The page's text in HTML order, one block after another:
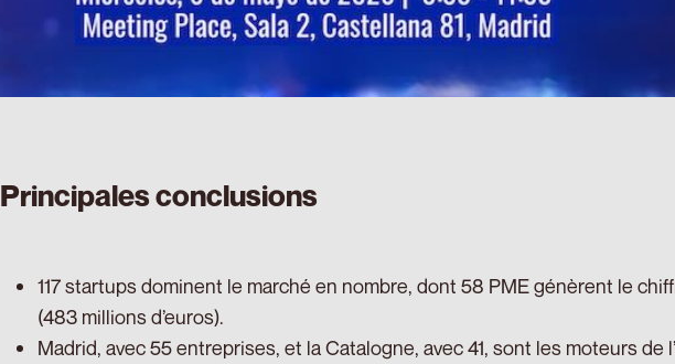
Principales conclusions
117 startups dominent le marché en nombre, dont 58 PME génèrent le
(483 millions d’euros).
Madrid, avec 55 entreprises, et la Catalogne, avec 41, sont les moteurs de